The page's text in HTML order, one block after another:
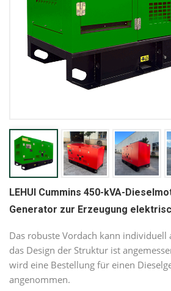
LEHUI Cummins 450-kVA-
Generator zur Erzeugung
Das robuste Vordach kann individuell
das Design der Struktur ist
wird eine Bestellung für einen
angenommen.